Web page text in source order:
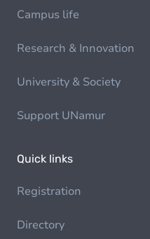
Campus life
Research & Innovation
University & Society
Support UNamur
Quick links
Registration
Directory